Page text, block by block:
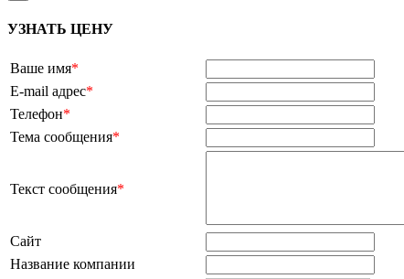
УЗНАТЬ ЦЕНУ
Ваше имя*
E-mail адрес*
Телефон*
Тема сообщения*
Текст сообщения*
Сайт
Название компании